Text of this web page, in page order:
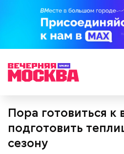
Пора готовиться к
подготовить
сезону
При выборе дыни эксперт